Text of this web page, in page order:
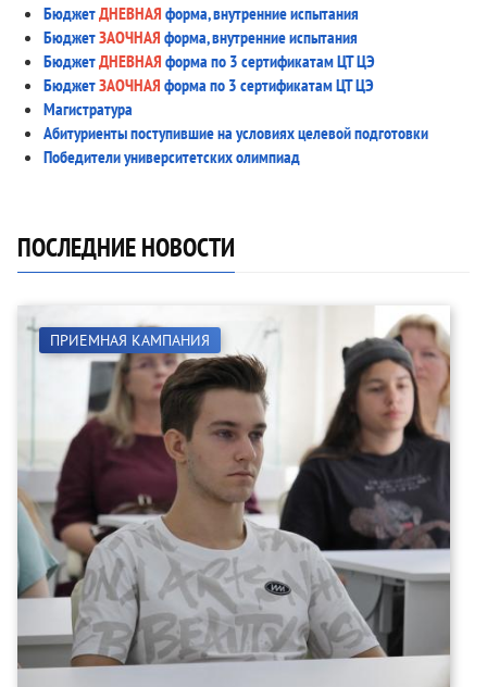
БюджетДНЕВНАЯ форма, внутренние испытания
БюджетЗАОЧНАЯ форма, внутренние испытания
БюджетДНЕВНАЯ форма по 3 сертификатам ЦТ ЦЭ
БюджетЗАОЧНАЯ форма по 3 сертификатам ЦТ ЦЭ
Магистратура
Абитуриенты поступившие на условиях целевой подготовки
Победители университетских олимпиад
ПОСЛЕДНИЕ НОВОСТИ
ПРИЕМНАЯ КАМПАНИЯ